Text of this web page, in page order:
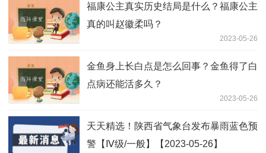
福康公主真实历史结局是什么？福康公主
真的叫赵徽柔吗？
2023-05-26
金鱼身上长白点是怎么回事？金鱼得了白
点病还能活多久？
2023-05-26
天天精选！陕西省气象台发布暴雨蓝色预
警【Ⅳ级/一般】【2023-05-26】